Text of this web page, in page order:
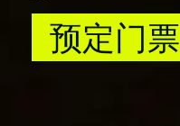
预定门票